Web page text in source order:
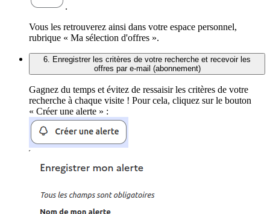
.
Vous les retrouverez ainsi dans votre espace personnel,
rubrique « Ma sélection d'offres ».
6. Enregistrer les critères de votre recherche et recevoir les
offres par e-mail (abonnement)
Gagnez du temps et évitez de ressaisir les critères de votre
recherche à chaque visite ! Pour cela, cliquez sur le bouton
« Créer une alerte » :